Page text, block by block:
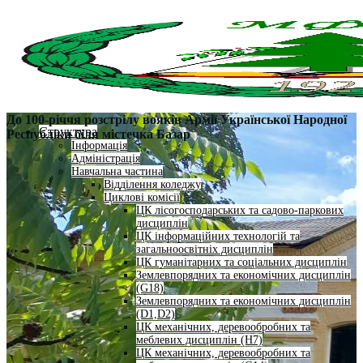
Структура
Інформація
Адміністрація
Навчальна частина
Відділення коледжу
Циклові комісії
ЦК лісогосподарських та садово-паркових
дисциплін
ЦК інформаційних технологій та
загальноосвітніх дисциплін
ЦК гуманітарних та соціальних дисциплін
Землевпорядних та економічних дисциплін
(G18)
Землевпорядних та економічних дисциплін
(D1,D2)
ЦК механічних, деревообробних та
меблевих дисциплін (H7)
ЦК механічних, деревообробних та
До 100-річчя розстрілу вояків Армії Української Народної
Республіки біля містечка Базар